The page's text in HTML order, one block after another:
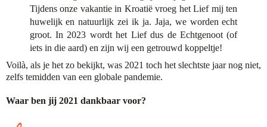
Tijdens onze vakantie in Kroatië vroeg het Lief mij ten
huwelijk en natuurlijk zei ik ja. Jaja, we worden echt
groot. In 2023 wordt het Lief dus de Echtgenoot (of
iets in die aard) en zijn wij een getrouwd koppeltje!
Voilà, als je het zo bekijkt, was 2021 toch het slechtste jaar nog niet,
zelfs temidden van een globale pandemie.
Waar ben jij 2021 dankbaar voor?